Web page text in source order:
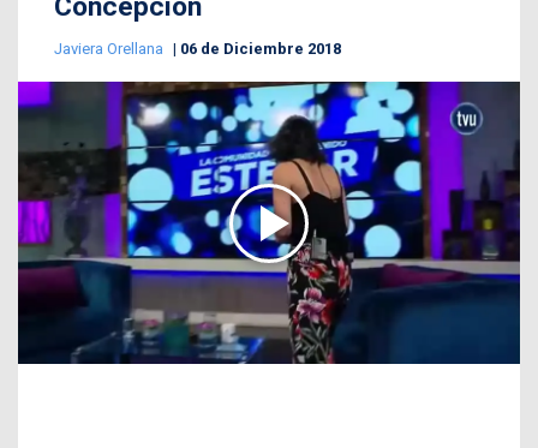
Concepción
Javiera Orellana 06 de Diciembre 2018